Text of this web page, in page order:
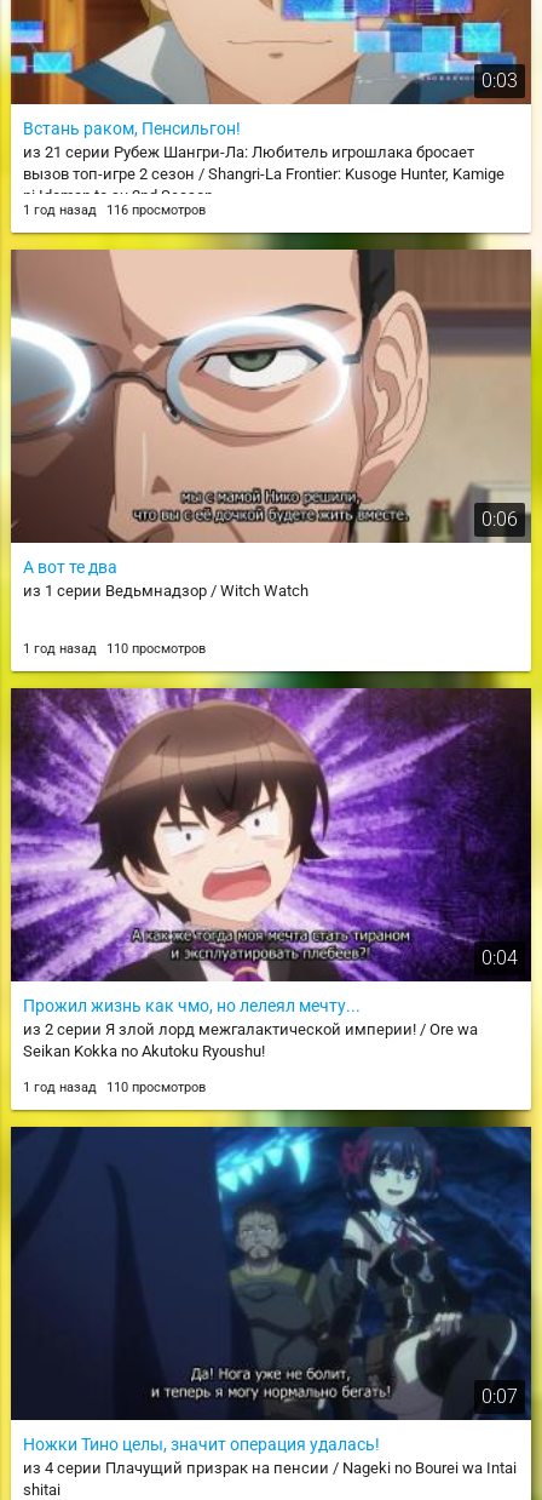
0:03
Встань раком, Пенсильгон!
из 21 серии Рубеж Шангри-Ла: Любитель игрошлака бросает
вызов топ-игре 2 сезон / Shangri-La Frontier: Kusoge Hunter, Kamige
ni Idoman to su 2nd Season
1 год назад 116 просмотров
0:06
А вот те два
из 1 серии Ведьмнадзор / Witch Watch
1 год назад 110 просмотров
0:04
Прожил жизнь как чмо, но лелеял мечту...
из 2 серии Я злой лорд межгалактической империи! / Ore wa
Seikan Kokka no Akutoku Ryoushu!
1 год назад 110 просмотров
0:07
Ножки Тино целы, значит операция удалась!
из 4 серии Плачущий призрак на пенсии / Nageki no Bourei wa Intai
shitai